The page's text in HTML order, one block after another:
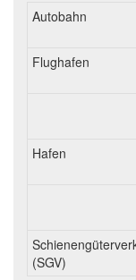
Autobahn
Flughafen
Hafen
(SGV)